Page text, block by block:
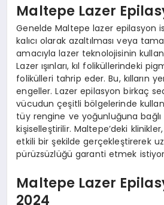
Maltepe Lazer
Genelde Maltepe lazer epilasyon
kalıcı olarak azaltılması veya
amacıyla lazer teknolojisinin
Lazer ışınları, kıl foliküllerindeki
folikülleri tahrip eder. Bu, kılların
engeller. Lazer epilasyon birkaç
vücudun çeşitli bölgelerinde
tüy rengine ve yoğunluğuna bağlı
kişiselleştirilir. Maltepe’deki
etkili bir şekilde gerçekleştirerek
pürüzsüzlüğü garanti etmek
Maltepe Lazer
2024